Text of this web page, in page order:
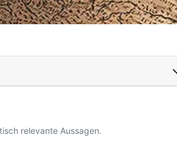
relevante Aussagen.